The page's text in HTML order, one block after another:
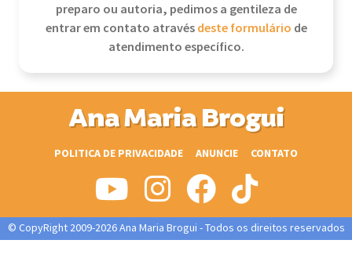
preparo ou autoria, pedimos a gentileza de
entrar em contato atravésdeste formulário de
atendimento específico.
Ana Maria Brogui
POLITICA DE PRIVACIDADE ANUNCIE CONTATO
© CopyRight 2009-2026 Ana Maria Brogui - Todos os direitos reservados